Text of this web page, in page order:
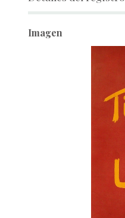
Imagen